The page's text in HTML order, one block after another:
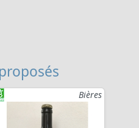
Bières